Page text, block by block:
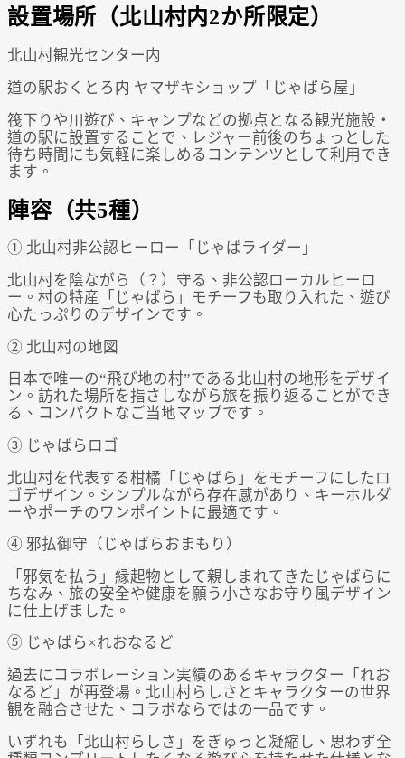
設置場所（北山村内2か所限定）
北山村観光センター内
道の駅おくとろ内 ヤマザキショップ「じゃばら屋」
筏下りや川遊び、キャンプなどの拠点となる観光施設・
道の駅に設置することで、レジャー前後のちょっとした
待ち時間にも気軽に楽しめるコンテンツとして利用でき
ます。
陣容（共5種）
① 北山村非公認ヒーロー「じゃばライダー」
北山村を陰ながら（？）守る、非公認ローカルヒーロ
ー。村の特産「じゃばら」モチーフも取り入れた、遊び
心たっぷりのデザインです。
② 北山村の地図
日本で唯一の“飛び地の村”である北山村の地形をデザイ
ン。訪れた場所を指さしながら旅を振り返ることができ
る、コンパクトなご当地マップです。
③ じゃばらロゴ
北山村を代表する柑橘「じゃばら」をモチーフにしたロ
ゴデザイン。シンプルながら存在感があり、キーホルダ
ーやポーチのワンポイントに最適です。
④ 邪払御守（じゃばらおまもり）
「邪気を払う」縁起物として親しまれてきたじゃばらに
ちなみ、旅の安全や健康を願う小さなお守り風デザイン
に仕上げました。
⑤ じゃばら×れおなるど
過去にコラボレーション実績のあるキャラクター「れお
なるど」が再登場。北山村らしさとキャラクターの世界
観を融合させた、コラボならではの一品です。
いずれも「北山村らしさ」をぎゅっと凝縮し、思わず全